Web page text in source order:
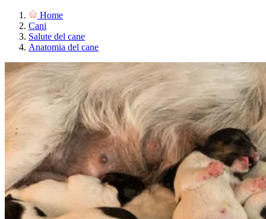
Home
Cani
Salute del cane
Anatomia del cane